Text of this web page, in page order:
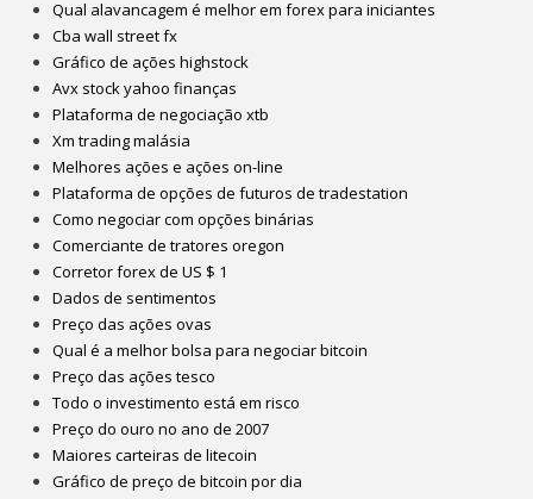
Qual alavancagem é melhor em forex para iniciantes
Cba wall street fx
Gráfico de ações highstock
Avx stock yahoo finanças
Plataforma de negociação xtb
Xm trading malásia
Melhores ações e ações on-line
Plataforma de opções de futuros de tradestation
Como negociar com opções binárias
Comerciante de tratores oregon
Corretor forex de US $ 1
Dados de sentimentos
Preço das ações ovas
Qual é a melhor bolsa para negociar bitcoin
Preço das ações tesco
Todo o investimento está em risco
Preço do ouro no ano de 2007
Maiores carteiras de litecoin
Gráfico de preço de bitcoin por dia